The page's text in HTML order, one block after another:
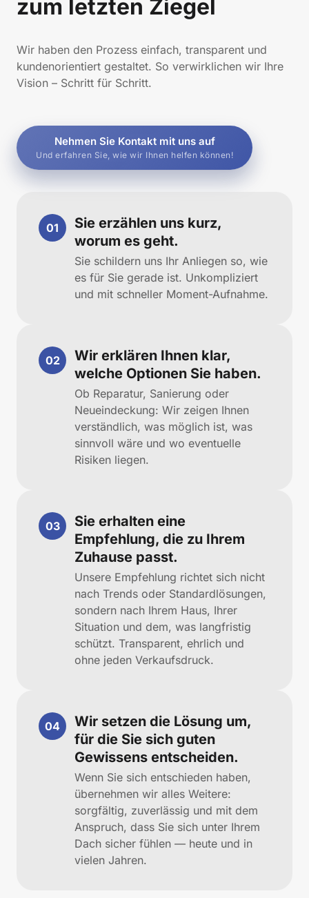
zum letzten Ziegel
Wir haben den Prozess einfach, transparent und
kundenorientiert gestaltet. So verwirklichen wir Ihre
Vision – Schritt für Schritt.
Nehmen Sie Kontakt mit uns auf
Und erfahren Sie, wie wir Ihnen helfen können!
01
Sie erzählen uns kurz,
worum es geht.
Sie schildern uns Ihr Anliegen so, wie
es für Sie gerade ist. Unkompliziert
02
Wir erklären Ihnen klar,
welche Optionen Sie haben.
Ob Reparatur, Sanierung oder
Neueindeckung: Wir zeigen Ihnen
verständlich, was möglich ist, was
sinnvoll wäre und wo eventuelle
Risiken liegen.
03
Sie erhalten eine
Empfehlung, die zu Ihrem
Zuhause passt.
Unsere Empfehlung richtet sich nicht
nach Trends oder Standardlösungen,
sondern nach Ihrem Haus, Ihrer
Situation und dem, was langfristig
schützt. Transparent, ehrlich und
ohne jeden Verkaufsdruck.
04
Wir setzen die Lösung um,
für die Sie sich guten
Gewissens entscheiden.
Wenn Sie sich entschieden haben,
übernehmen wir alles Weitere:
sorgfältig, zuverlässig und mit dem
Anspruch, dass Sie sich unter Ihrem
Dach sicher fühlen — heute und in
vielen Jahren.